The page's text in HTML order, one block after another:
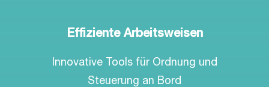
Effiziente Arbeitsweisen
Innovative Tools für Ordnung und
Steuerung an Bord